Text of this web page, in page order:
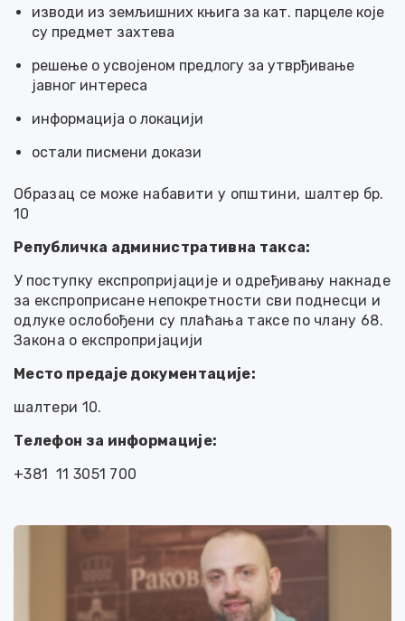
изводи из земљишних књига за кат. парцеле које
су предмет захтева
решење о усвојеном предлогу за утврђивање
јавног интереса
информација о локацији
остали писмени докази
Образац се може набавити у општини, шалтер бр.
10
Републичка административна такса:
У поступку експропријације и одређивању накнаде
за експроприсане непокретности сви поднесци и
одлуке ослобођени су плаћања таксе по члану 68.
Закона о експропријацији
Место предаје документације:
шалтери 10.
Телефон за информације:
+381 11 3051 700